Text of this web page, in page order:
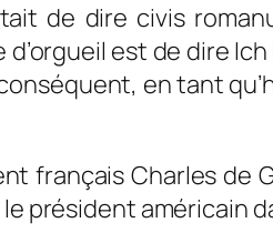
de dire civis
est de dire
en tant
français Charles
président américain